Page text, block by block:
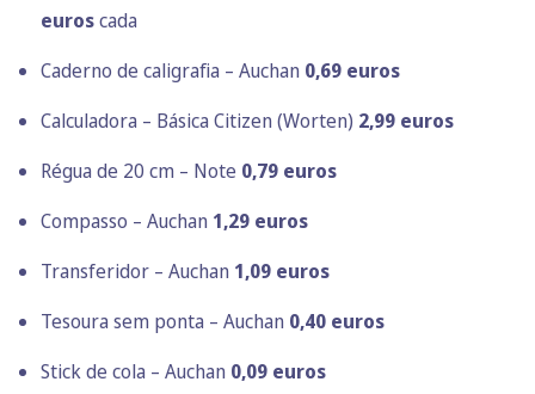
euroscada
Caderno de caligrafia – Auchan 0,69 euros
Calculadora – Básica Citizen (Worten) 2,99 euros
Régua de 20 cm – Note 0,79 euros
Compasso – Auchan 1,29 euros
Transferidor – Auchan 1,09 euros
Tesoura sem ponta – Auchan 0,40 euros
Stick de cola – Auchan 0,09 euros